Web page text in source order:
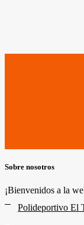
Sobre nosotros
¡Bienvenidos a la
Polideportivo El